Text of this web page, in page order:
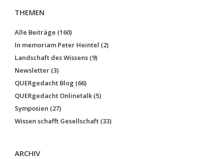
THEMEN
Alle Beiträge (160)
In memoriam Peter Heintel (2)
Landschaft des Wissens (9)
Newsletter (3)
QUERgedacht Blog (66)
QUERgedacht Onlinetalk (5)
Symposien (27)
Wissen schafft Gesellschaft (33)
ARCHIV